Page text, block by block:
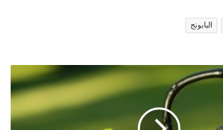
البابونج